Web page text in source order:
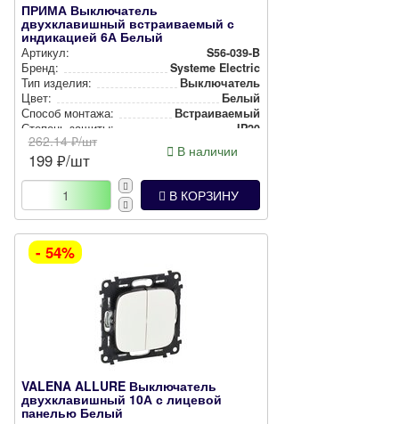
ПРИМА Выключатель
двухклавишный встраиваемый с
индикацией 6А Белый
Артикул:
S56-039-B
Бренд:
Systeme Electric
Тип изделия:
Вык­лю­ча­тель
Цвет:
Белый
Способ монтажа:
Встра­ива­емый
Степень защиты:
IP20
262.14₽/шт
199 ₽/шт В наличии
В КОРЗИНУ
- 54%
VALENA ALLURE Выключатель
двухклавишный 10А с лицевой
панелью Белый